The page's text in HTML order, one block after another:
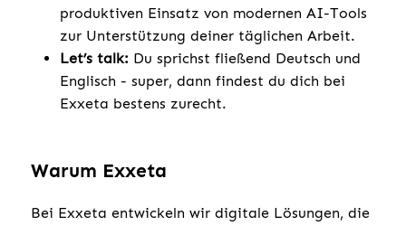
produktiven Einsatz von modernen AI-Tools
zur Unterstützung deiner täglichen Arbeit.
Let’s talk: Du sprichst fließend Deutsch und
Englisch - super, dann findest du dich bei
Exxeta bestens zurecht.
Warum Exxeta
Bei Exxeta entwickeln wir digitale Lösungen, die